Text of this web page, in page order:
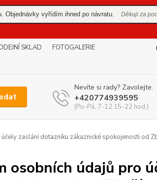
Objednávky vyřídím ihned po návratu. Děkuji za
SKLAD
FOTOGALERIE
Nevíte si rady? Zavolejte.
+420774939595
(Po-Pá, 7-12 15-22 hod.)
zaslání dotazníku zákaznické spokojenosti od
osobních údajů pro